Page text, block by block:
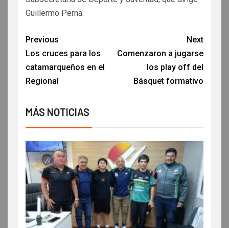
Guillermo Perna.
Previous
Los cruces para los
catamarqueños en el
Regional
Next
Comenzaron a jugarse
los play off del
Básquet formativo
MÁS NOTICIAS